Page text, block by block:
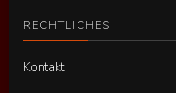
RECHTLICHES
Kontakt